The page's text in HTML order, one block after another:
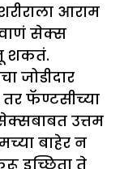
आराम
सेक्स
शकतं.
जोडीदार
फॅण्टसीच्या
उत्तम
बाहेर न
इच्छिता ते